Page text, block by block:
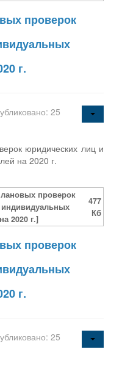
проверок
г.
25
юридических лиц и
на 2020 г.
проверок
2020 г.]
477
Кб
проверок
г.
25